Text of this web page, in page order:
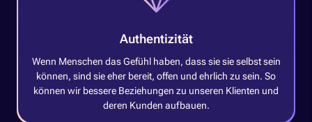
Authentizität
Wenn Menschen das Gefühl haben, dass sie sie selbst sein
können, sind sie eher bereit, offen und ehrlich zu sein. So
können wir bessere Beziehungen zu unseren Klienten und
deren Kunden aufbauen.